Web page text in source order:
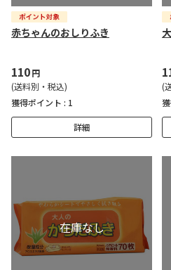
赤ちゃんのおしりふき
110円
(送料別・税込)
獲得ポイント : 1
詳細
(